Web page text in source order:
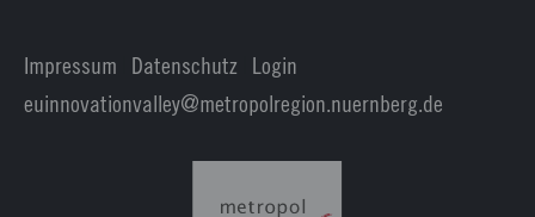
Impressum Datenschutz
Login
euinnovationvalley@metropolregion.nuernberg.de